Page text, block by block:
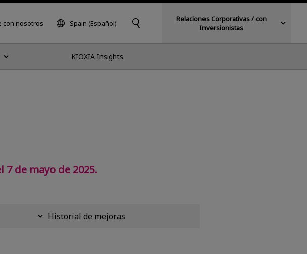
con nosotros Spain (Español)
Relaciones Corporativas / con
Inversionistas
KIOXIA Insights
de mayo de 2025.
Historial de mejoras